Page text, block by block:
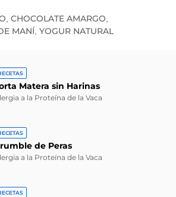
CHOCOLATE AMARGO
MANÍ YOGUR NATURAL
Matera sin Harinas
a la Proteína de la Vaca
de Peras
a la Proteína de la Vaca